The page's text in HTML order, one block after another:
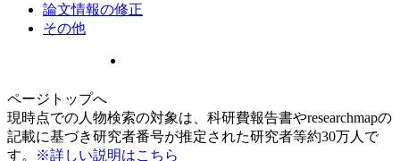
論文情報の修正
その他
ページトップへ
現時点での人物検索の対象は、科研費報告書やresearchmapの
記載に基づき研究者番号が推定された研究者等約30万人で
す。
※詳しい説明はこちら